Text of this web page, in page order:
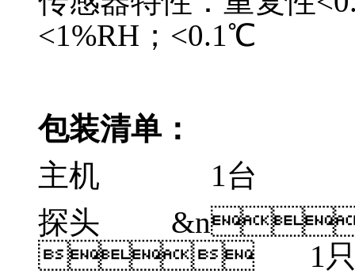
<1%RH；<0.1℃
包装清单：
主机  1台
探头
 1